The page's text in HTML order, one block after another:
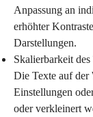
Anpassung an
erhöhter
Darstellungen.
Skalierbarkeit des
Die Texte auf
Einstellungen
oder verkleinert